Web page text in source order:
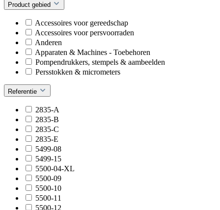
Product gebied
Accessoires voor gereedschap
Accessoires voor persvoorraden
Anderen
Apparaten & Machines - Toebehoren
Pompendrukkers, stempels & aambeelden
Persstokken & micrometers
Referentie
2835-A
2835-B
2835-C
2835-E
5499-08
5499-15
5500-04-XL
5500-09
5500-10
5500-11
5500-12